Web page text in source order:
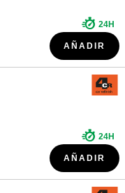
24H
AÑADIR
24H
AÑADIR